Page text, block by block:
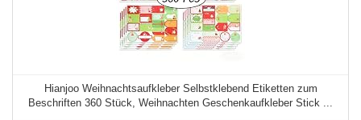
Hianjoo Weihnachtsaufkleber Selbstklebend Etiketten zum
Beschriften 360 Stück, Weihnachten Geschenkaufkleber Stick ...